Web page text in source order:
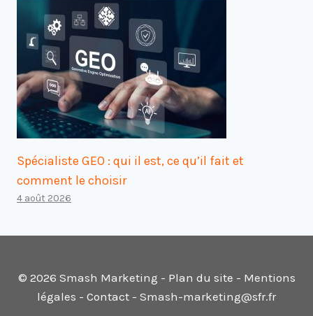
Spécialiste GEO : qui il est, ce qu’il fait et
comment le choisir
4 août 2026
© 2026 Smash Marketing - Plan du site - Mentions
légales - Contact - Smash-marketing@sfr.fr